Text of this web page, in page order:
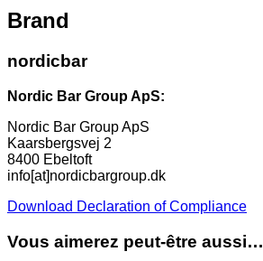
Brand
nordicbar
Nordic Bar Group ApS:
Nordic Bar Group ApS
Kaarsbergsvej 2
8400 Ebeltoft
info[at]nordicbargroup.dk
Download Declaration of Compliance
Vous aimerez peut-être aussi…